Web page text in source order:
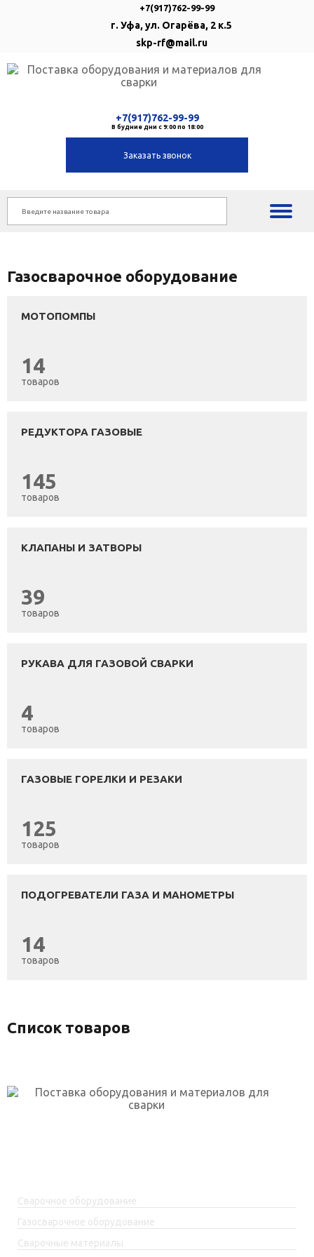
+7(917)762-99-99
г. Уфа, ул. Огарёва, 2 к.5
skp-rf@mail.ru
+7(917)762-99-99
В будние дни с 9:00 по 18:00
Заказать звонок
Газосварочное оборудование
МОТОПОМПЫ
14
товаров
РЕДУКТОРА ГАЗОВЫЕ
145
товаров
КЛАПАНЫ И ЗАТВОРЫ
39
товаров
РУКАВА ДЛЯ ГАЗОВОЙ СВАРКИ
4
товаров
ГАЗОВЫЕ ГОРЕЛКИ И РЕЗАКИ
125
товаров
ПОДОГРЕВАТЕЛИ ГАЗА И МАНОМЕТРЫ
14
товаров
Список товаров
Сварочное оборудование
Газосварочное оборудование
Сварочные материалы